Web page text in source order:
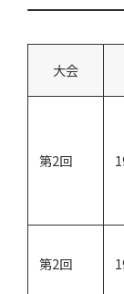
大会
第2回
第2回